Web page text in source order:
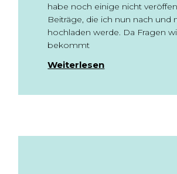
habe noch einige nicht
Beiträge, die ich nun nach und
hochladen werde. Da Fragen
bekommt
Weiterlesen